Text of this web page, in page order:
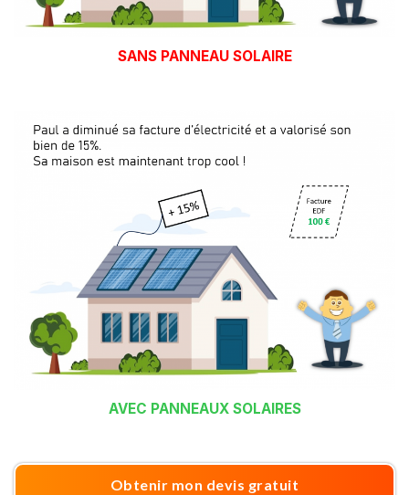
SANS PANNEAU SOLAIRE
AVEC PANNEAUX SOLAIRES
Obtenir mon devis gratuit